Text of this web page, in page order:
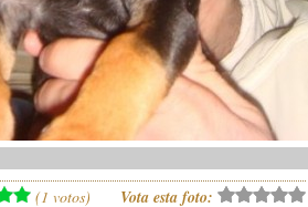
(1 votos) Vota esta foto: